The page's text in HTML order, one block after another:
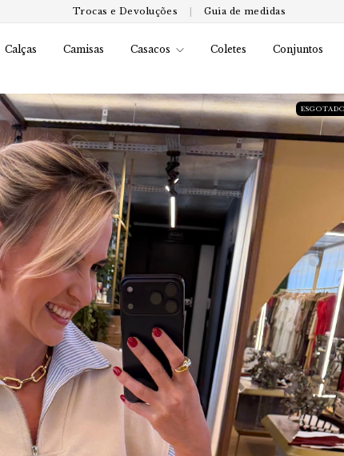
Trocas e Devoluções Guia de medidas
Calças Camisas Casacos Coletes Conjuntos
ESGOTADO